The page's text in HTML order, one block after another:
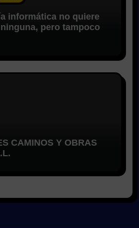
informática no quiere
pero tampoco
CAMINOS Y OBRAS